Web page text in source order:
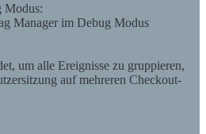
Modus:
Manager im Debug Modus
um alle Ereignisse zu gruppieren,
auf mehreren Checkout-